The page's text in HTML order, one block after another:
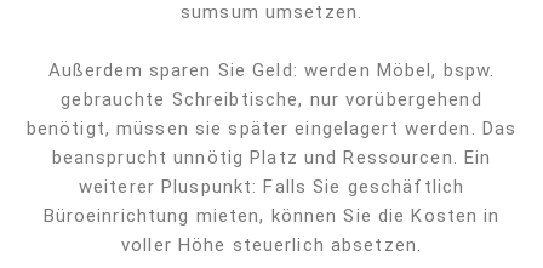
sumsum umsetzen.
Außerdem sparen Sie Geld: werden Möbel, bspw.
gebrauchte Schreibtische, nur vorübergehend
benötigt, müssen sie später eingelagert werden. Das
beansprucht unnötig Platz und Ressourcen. Ein
weiterer Pluspunkt: Falls Sie geschäftlich
Büroeinrichtung mieten, können Sie die Kosten in
voller Höhe steuerlich absetzen.